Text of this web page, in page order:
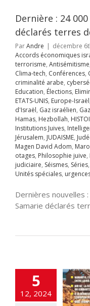
Hezbollah
Humour
à la haine Inde
Juives
Artificielle
Iran
JUDAISME
Justice
Kurdistan
Adom
Maroc
News1 Offres
otages
juive Pogrom
Qatar
judiciaire
Séries Sionisme
TSAHAL
Unités spéciales
Dernière : 24
déclarés terres
ParAndre | décembre
Accords économiques
terrorisme, Antisémitisme
Clima-tech, Conférences,
criminalité arabe,
Education, Élections,
ETATS-UNIS, Europe-Israël
d'Israël, Gaz israélien,
Hamas, Hezbollah,
Institutions Juives,
Jérusalem, JUDAISME,
Magen David Adom,
otages, Philosophie juive,
judiciaire, Séismes, Séries,
Unités spéciales,
Dernières nouvelles
Samarie déclarés
5
12, 2024
des
un devoir
moral
Accords
Accords
israélo-
gueule Crimes
Engin
pilote
ETATS-
Israël Fatah-